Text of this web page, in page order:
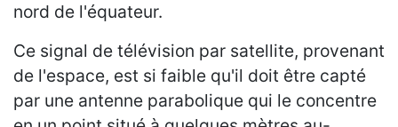
nord de l'équateur.
Ce signal de télévision par satellite, provenant
de l'espace, est si faible qu'il doit être capté
par une antenne parabolique qui le concentre